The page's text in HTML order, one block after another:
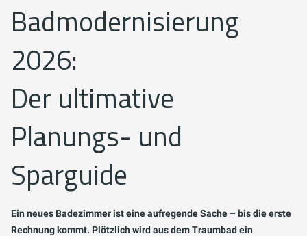
Badmodernisierung
2026:
Der ultimative
Planungs- und
Sparguide
Ein neues Badezimmer ist eine aufregende Sache – bis die erste
Rechnung kommt. Plötzlich wird aus dem Traumbad ein